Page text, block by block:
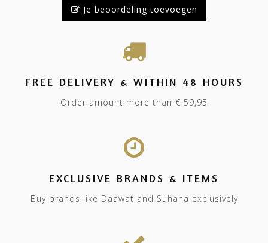
Je beoordeling toevoegen
FREE DELIVERY & WITHIN 48 HOURS
Order amount more than € 59,95
EXCLUSIVE BRANDS & ITEMS
Buy brands like Daawat and Suhana exclusively